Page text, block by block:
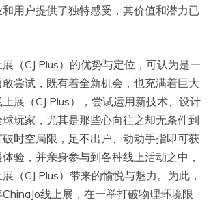
用户提供了独特感受，其价值和潜力已
（CJ Plus）的优势与定位，可认为是一
尝试，既有着全新机会，也充满着巨大
展（CJ Plus），尝试运用新技术、设计
玩家，尤其是那些心向往之却无条件到
时空局限，足不出户、动动手指即可获
验，并亲身参与到各种线上活动之中，
（CJ Plus）带来的愉悦与魅力。为此，
线上展，在一举打破物理环境限